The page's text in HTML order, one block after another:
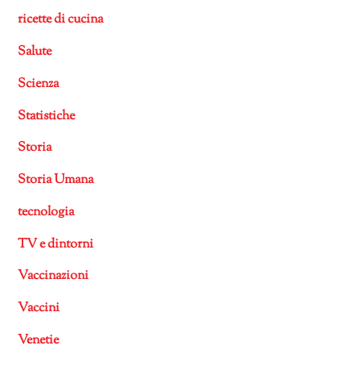
ricette di cucina
Salute
Scienza
Statistiche
Storia
Storia Umana
tecnologia
TV e dintorni
Vaccinazioni
Vaccini
Venetie